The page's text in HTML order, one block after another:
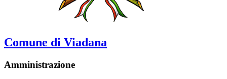
Comune di Viadana
Amministrazione